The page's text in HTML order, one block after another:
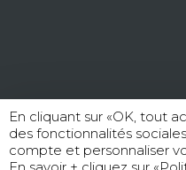
En cliquant sur «OK, tout
des fonctionnalités
compte et personnaliser